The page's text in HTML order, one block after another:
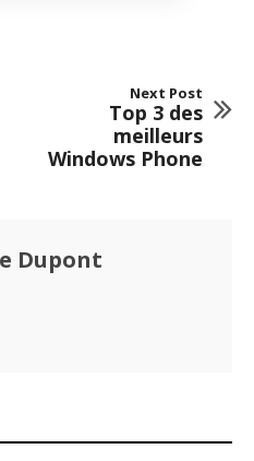
Next Post
Top 3 des
meilleurs
Windows Phone
Dupont